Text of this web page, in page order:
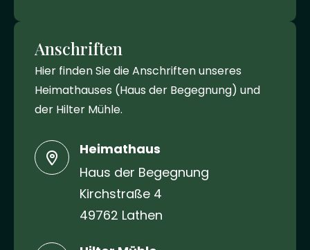
Anschriften
Hier finden Sie die Anschriften unseres
Heimathauses (Haus der Begegnung) und
der Hilter Mühle.
Heimathaus
Haus der Begegnung
Kirchstraße 4
49762 Lathen